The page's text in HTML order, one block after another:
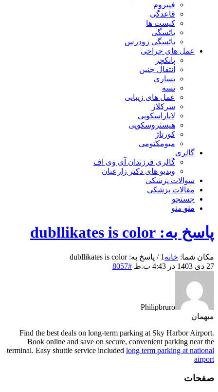
فیبروم
قاعدگی
کیست ها
یائسگی
یائسگی زودرس
عمل های جراحی
پانکچر
انتقال جنین
پساری
تسه
عمل های زیبایی
سرکلاژ
لاپاراسکوپی
هیستروسکوپی
کورتاژ
میومکتومی
گالری
گالری فرزندان آی وی اف
ویدیو های دکتر زارعیان
سوالات پزشکی
مقالات پزشکی
جستجو
منو منو
پاسخ به: dubllikates is color
مکان شما: خانه 1
/ پاسخ به: dubllikates is color
27 دی 1403 در 4:43 ب.ظ
#8057
Philipbruro
میهمان
Find the best deals on long-term parking at Sky Harbor Airport.
Book online and save on secure, convenient parking near the
terminal. Easy shuttle service included long term parking at national
airport
صفحات